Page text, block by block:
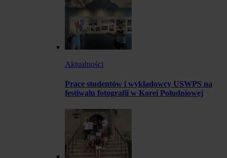
Aktualności
Prace studentów i wykładowcy USWPS na
festiwalu fotografii w Korei Południowej